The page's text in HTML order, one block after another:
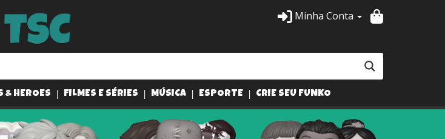
Minha Conta
& HEROES FILMES E SÉRIES MÚSICA ESPORTE CRIE SEU FUNKO